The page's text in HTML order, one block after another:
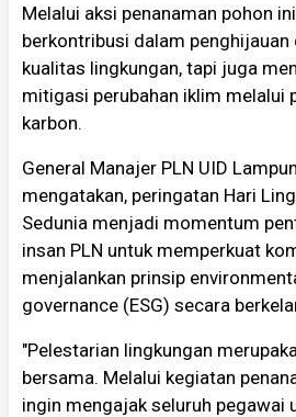
Melalui aksi penanaman pohon
berkontribusi dalam penghijauan
kualitas lingkungan, tapi juga
mitigasi perubahan iklim melalui
karbon.
General Manajer PLN UID
mengatakan, peringatan Hari
Sedunia menjadi momentum
insan PLN untuk memperkuat
menjalankan prinsip
governance (ESG) secara
"Pelestarian lingkungan
bersama. Melalui kegiatan
ingin mengajak seluruh pegawai